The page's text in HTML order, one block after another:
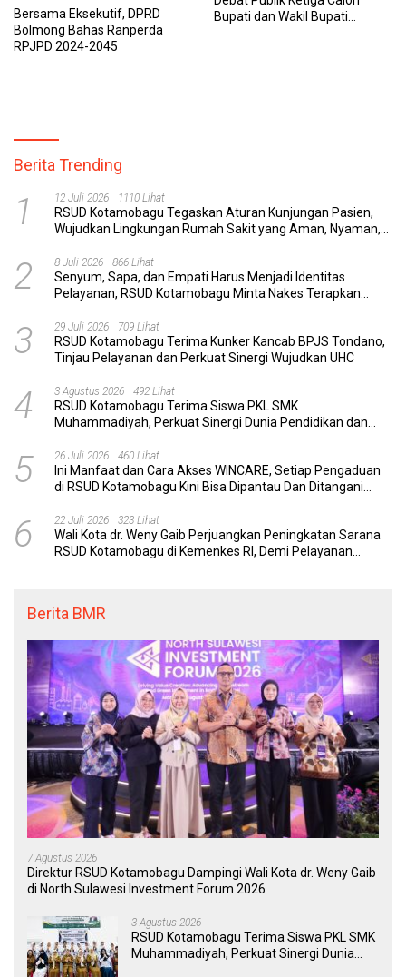
Bersama Eksekutif, DPRD
Bolmong Bahas Ranperda
RPJPD 2024-2045
Bupati dan Wakil Bupati
Berita Trending
1 12 Juli 2026 1110 Lihat
RSUD Kotamobagu Tegaskan Aturan Kunjungan Pasien,
Wujudkan Lingkungan Rumah Sakit yang Aman, Nyaman,
2 8 Juli 2026 866 Lihat
Senyum, Sapa, dan Empati Harus Menjadi Identitas
Pelayanan, RSUD Kotamobagu Minta Nakes Terapkan
3 29 Juli 2026 709 Lihat
RSUD Kotamobagu Terima Kunker Kancab BPJS Tondano,
Tinjau Pelayanan dan Perkuat Sinergi Wujudkan UHC
4 3 Agustus 2026 492 Lihat
RSUD Kotamobagu Terima Siswa PKL SMK
Muhammadiyah, Perkuat Sinergi Dunia Pendidikan dan
5 26 Juli 2026 460 Lihat
Ini Manfaat dan Cara Akses WINCARE, Setiap Pengaduan
di RSUD Kotamobagu Kini Bisa Dipantau Dan Ditangani
6 22 Juli 2026 323 Lihat
Wali Kota dr. Weny Gaib Perjuangkan Peningkatan Sarana
RSUD Kotamobagu di Kemenkes RI, Demi Pelayanan
Berita BMR
7 Agustus 2026
Direktur RSUD Kotamobagu Dampingi Wali Kota dr. Weny Gaib
di North Sulawesi Investment Forum 2026
3 Agustus 2026
RSUD Kotamobagu Terima Siswa PKL SMK
Muhammadiyah, Perkuat Sinergi Dunia